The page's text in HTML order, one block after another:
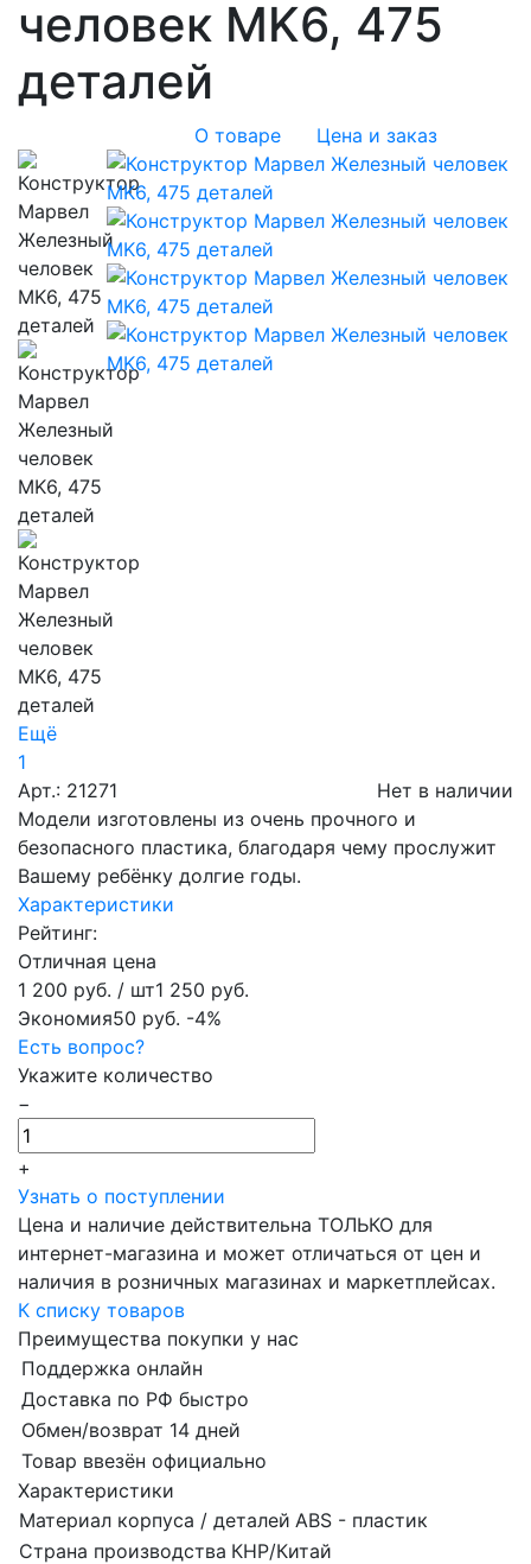
человек MK6, 475
деталей
О товаре Цена и заказ
Ещё
1
Арт.: 21271
Нет в наличии
Модели изготовлены из очень прочного и
безопасного пластика, благодаря чему прослужит
Вашему ребёнку долгие годы.
Характеристики
Рейтинг:
Отличная цена
1 200 руб. / шт1 250 руб.
Экономия50 руб. -4%
Есть вопрос?
Укажите количество
−
+
Узнать о поступлении
Цена и наличие действительна ТОЛЬКО для
интернет-магазина и может отличаться от цен и
наличия в розничных магазинах и маркетплейсах.
К списку товаров
Преимущества покупки у нас
Поддержка онлайн
Доставка по РФ быстро
Обмен/возврат 14 дней
Товар ввезён официально
Характеристики
Материал корпуса / деталей ABS - пластик
Страна производства КНР/Китай